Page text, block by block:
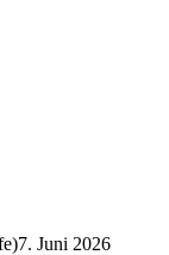
7. Juni 2026